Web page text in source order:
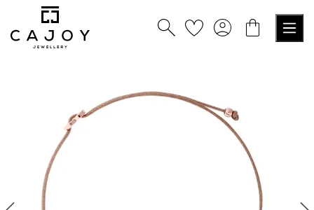
springen